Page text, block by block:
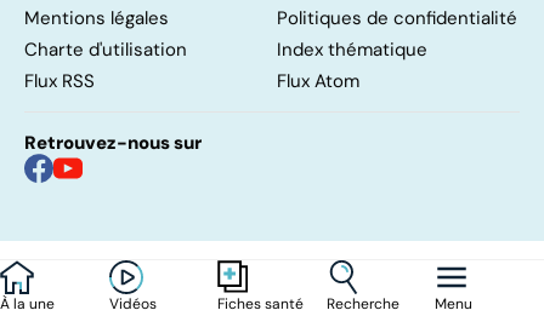
À la une Vidéos Fiches santé Recherche Menu
Mentions légales
Politiques de confidentialité
Charte d'utilisation
Index thématique
Flux RSS
Flux Atom
Retrouvez-nous sur